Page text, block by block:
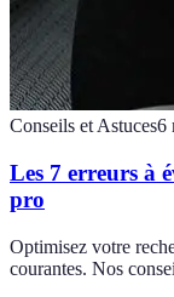
Conseils et Astuces6
Les 7 erreurs à
pro
Optimisez votre
courantes. Nos